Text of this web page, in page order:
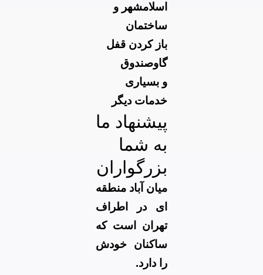
اسلامشهر و
ساختمان
باز کردن قفل
گاوصندوق
و بسیاری
خدمات دیگر
پیشنهاد ما
به شما
بزرگواران
میان آباد منطقه
ای در اطراف
تهران است که
ساکنان خودش
را دارد.